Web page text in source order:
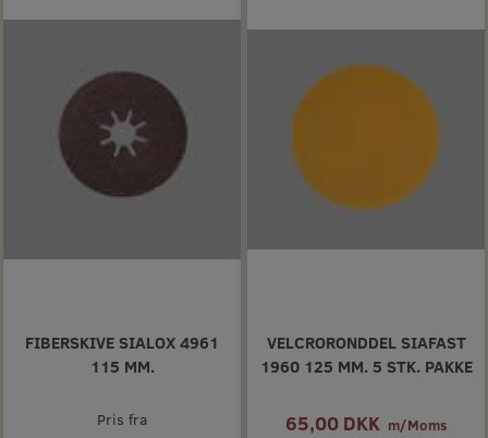
FIBERSKIVE SIALOX 4961
115 MM.
Pris fra
VELCRORONDDEL SIAFAST
1960 125 MM. 5 STK. PAKKE
65,00 DKK m/Moms